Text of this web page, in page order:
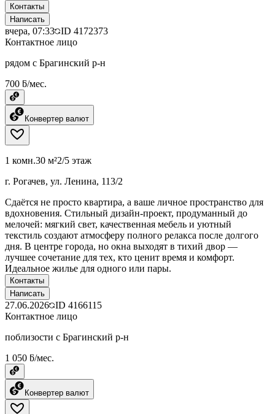
Контакты
Написать
вчера, 07:33 ID 4172373
Контактное лицо
рядом с Брагинский р-н
700 ƃ/мес.
Конвертер валют
1 комн.30 м²2/5 этаж
г. Рогачев, ул. Ленина, 113/2
Сдаётся не просто квартира, а ваше личное пространство для
вдохновения. Стильный дизайн-проект, продуманный до
мелочей: мягкий свет, качественная мебель и уютный
текстиль создают атмосферу полного релакса после долгого
дня. В центре города, но окна выходят в тихий двор —
лучшее сочетание для тех, кто ценит время и комфорт.
Идеальное жилье для одного или пары.
Контакты
Написать
27.06.2026 ID 4166115
Контактное лицо
поблизости с Брагинский р-н
1 050 ƃ/мес.
Конвертер валют